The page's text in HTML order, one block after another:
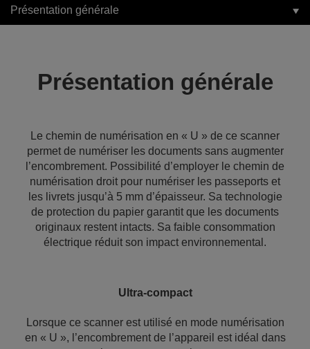
Présentation générale
Présentation générale
Le chemin de numérisation en « U » de ce scanner
permet de numériser les documents sans augmenter
l’encombrement. Possibilité d’employer le chemin de
numérisation droit pour numériser les passeports et
les livrets jusqu’à 5 mm d’épaisseur. Sa technologie
de protection du papier garantit que les documents
originaux restent intacts. Sa faible consommation
électrique réduit son impact environnemental.
Ultra-compact
Lorsque ce scanner est utilisé en mode numérisation
en « U », l’encombrement de l’appareil est idéal dans